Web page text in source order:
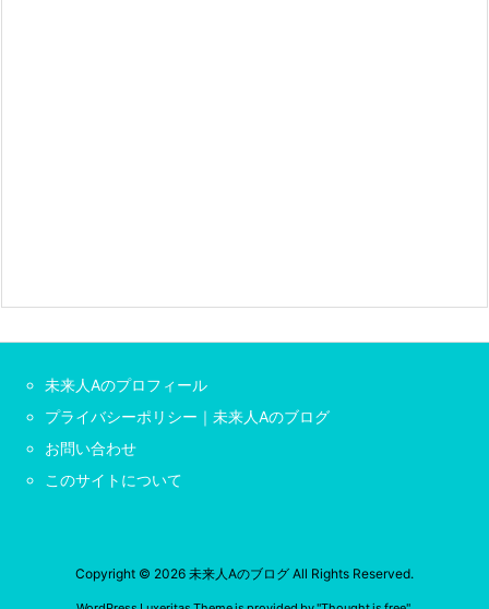
未来人Aのプロフィール
プライバシーポリシー｜未来人Aのブログ
お問い合わせ
このサイトについて
Copyright © 2026 未来人Aのブログ All Rights Reserved.